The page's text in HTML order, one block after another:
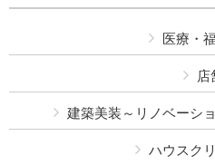
医療・
店
建築美装～リノベーシ
ハウスク